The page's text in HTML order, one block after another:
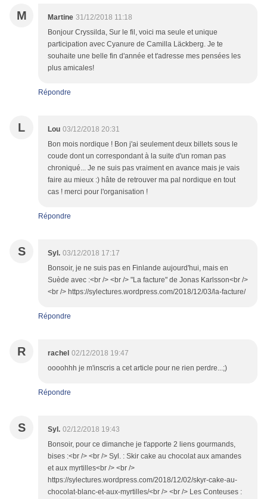
M Martine 31/12/2018 11:18
Bonjour Cryssilda, Sur le fil, voici ma seule et unique
participation avec Cyanure de Camilla Läckberg. Je te
souhaite une belle fin d'année et t'adresse mes pensées les
plus amicales!
Répondre
L Lou 03/12/2018 20:31
Bon mois nordique ! Bon j'ai seulement deux billets sous le
coude dont un correspondant à la suite d'un roman pas
chroniqué... Je ne suis pas vraiment en avance mais je vais
faire au mieux :) hâte de retrouver ma pal nordique en tout
cas ! merci pour l'organisation !
Répondre
S Syl. 03/12/2018 17:17
Bonsoir, je ne suis pas en Finlande aujourd'hui, mais en
Suède avec :<br /> <br /> "La facture" de Jonas Karlsson<br />
<br /> https://sylectures.wordpress.com/2018/12/03/la-facture/
Répondre
R rachel 02/12/2018 19:47
oooohhh je m'inscris a cet article pour ne rien perdre...;)
Répondre
S Syl. 02/12/2018 19:43
Bonsoir, pour ce dimanche je t'apporte 2 liens gourmands,
bises :<br /> <br /> Syl. : Skir cake au chocolat aux amandes
et aux myrtilles<br /> <br />
https://sylectures.wordpress.com/2018/12/02/skyr-cake-au-
chocolat-blanc-et-aux-myrtilles/<br /> <br /> Les Conteuses :